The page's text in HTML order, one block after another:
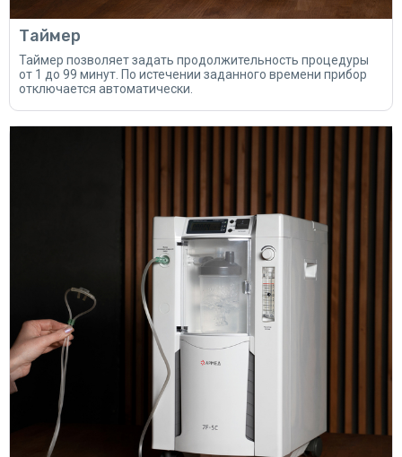
Таймер
Таймер позволяет задать продолжительность процедуры
от 1 до 99 минут. По истечении заданного времени прибор
отключается автоматически.